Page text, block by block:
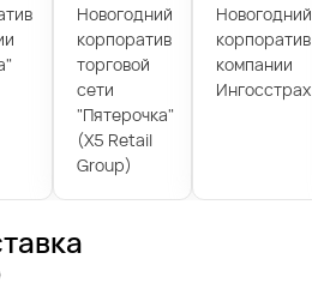
Новогодний
корпоратив
торговой
сети
"Пятерочка"
(X5 Retail
Group)
Новогодний
корпоратив
компании
Ингосстрах